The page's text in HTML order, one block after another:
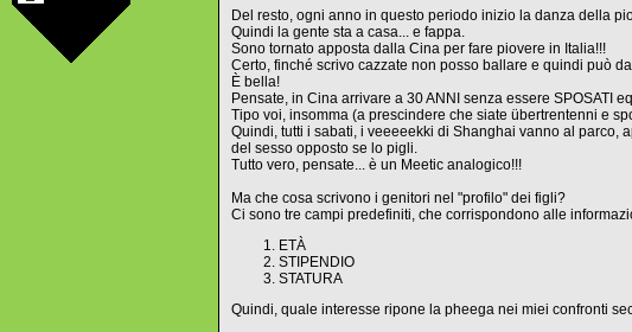
Del resto, ogni anno in questo periodo inizio la danza della
Quindi la gente sta a casa... e fappa.
Sono tornato apposta dalla Cina per fare piovere in Italia!!!
Certo, finché scrivo cazzate non posso ballare e quindi può
È bella!
Pensate, in Cina arrivare a 30 ANNI senza essere SPOSATI
Tipo voi, insomma (a prescindere che siate übertrentenni e
Quindi, tutti i sabati, i veeeeekki di Shanghai vanno al
del sesso opposto se lo pigli.
Tutto vero, pensate... è un Meetic analogico!!!
Ma che cosa scrivono i genitori nel "profilo" dei figli?
Ci sono tre campi predefiniti, che corrispondono alle
ETÀ
STIPENDIO
STATURA
Quindi, quale interesse ripone la pheega nei miei confronti